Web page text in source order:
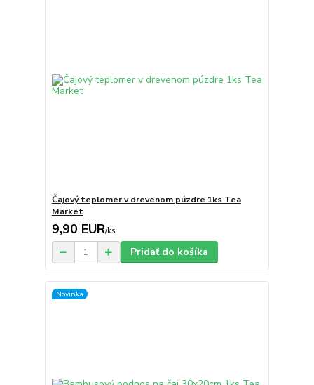
Čajový teplomer v drevenom púzdre 1ks Tea
Market
9,90 EUR/ks
Pridať do košíka
Novinka